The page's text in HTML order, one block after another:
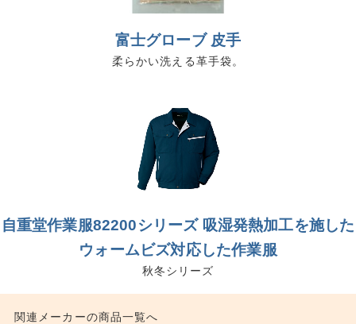
富士グローブ 皮手
柔らかい洗える革手袋。
自重堂作業服82200シリーズ 吸湿発熱加工を施した
ウォームビズ対応した作業服
秋冬シリーズ
関連メーカーの商品一覧へ